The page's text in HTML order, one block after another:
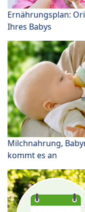
Ernährungsplan:
Ihres Babys
Milchnahrung,
kommt es an